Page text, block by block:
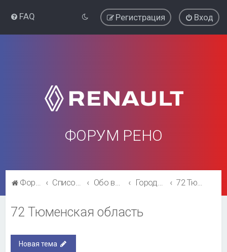
FAQ Вход
Регистрация
ФОРУМ РЕНО
Форум Рено Список форумов Обо всём остальном Города и регионы. 72 Тюменская область
72 Тюменская область
Новая тема